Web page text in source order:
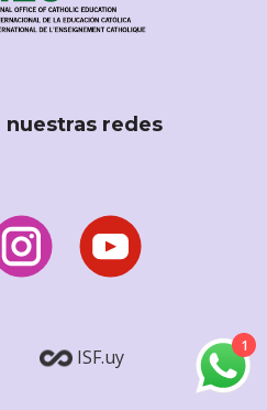
nuestras redes
ISF.uy 1